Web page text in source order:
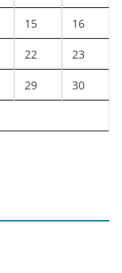
15 16
22 23
29 30